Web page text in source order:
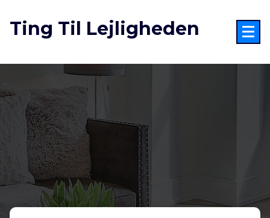
indhold
Ting Til Lejligheden